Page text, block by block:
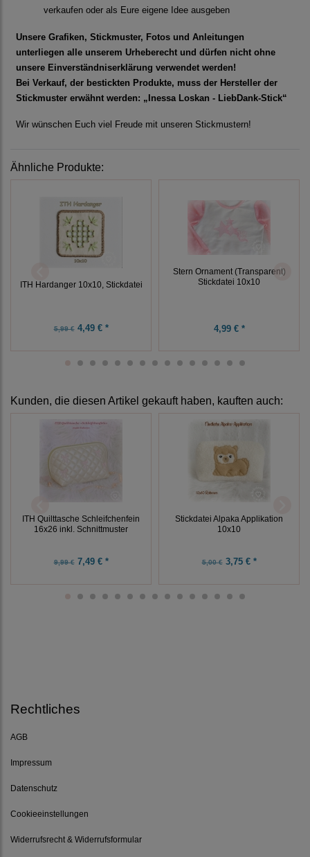
verkaufen oder als Eure eigene Idee ausgeben
Unsere Grafiken, Stickmuster, Fotos und Anleitungen
unterliegen alle unserem Urheberecht und dürfen nicht ohne
unsere Einverständniserklärung verwendet werden!
Bei Verkauf, der bestickten Produkte, muss der Hersteller der
Stickmuster erwähnt werden: „Inessa Loskan - LiebDank-Stick“
Wir wünschen Euch viel Freude mit unseren Stickmustern!
Ähnliche Produkte:
ITH Hardanger 10x10, Stickdatei
5,99 €4,49 € *
Stern Ornament (Transparent)
Stickdatei 10x10
4,99 € *
Kunden, die diesen Artikel gekauft haben, kauften auch:
ITH Quilttasche Schleifchenfein
16x26 inkl. Schnittmuster
9,99 €7,49 € *
Stickdatei Alpaka Applikation
10x10
5,00 €3,75 € *
Rechtliches
AGB
Impressum
Datenschutz
Cookieeinstellungen
Widerrufsrecht & Widerrufsformular